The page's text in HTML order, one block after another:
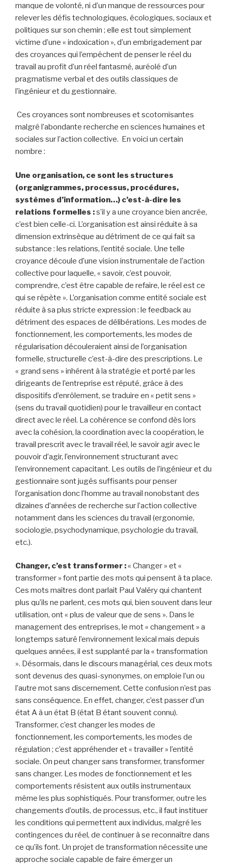
manque de volonté, ni d’un manque de ressources pour
relever les défis technologiques, écologiques, sociaux et
politiques sur son chemin ; elle est tout simplement
victime d’une « indoxication », d’un embrigadement par
des croyances qui l’empêchent de penser le réel du
travail au profit d’un réel fantasmé, auréolé d’un
pragmatisme verbal et des outils classiques de
l’ingénieur et du gestionnaire.
Ces croyances sont nombreuses et scotomisantes
malgré l’abondante recherche en sciences humaines et
sociales sur l’action collective. En voici un certain
nombre :
Une organisation, ce sont les structures
(organigrammes, processus, procédures,
systèmes d’information…) c’est-à-dire les
relations formelles :s’il y a une croyance bien ancrée,
c’est bien celle-ci. L’organisation est ainsi réduite à sa
dimension extrinsèque au détriment de ce qui fait sa
substance : les relations, l’entité sociale. Une telle
croyance découle d’une vision instrumentale de l’action
collective pour laquelle, « savoir, c’est pouvoir,
comprendre, c’est être capable de refaire, le réel est ce
qui se répète ». L’organisation comme entité sociale est
réduite à sa plus stricte expression : le feedback au
détriment des espaces de délibérations. Les modes de
fonctionnement, les comportements, les modes de
régularisation découleraient ainsi de l’organisation
formelle, structurelle c’est-à-dire des prescriptions. Le
« grand sens » inhérent à la stratégie et porté par les
dirigeants de l’entreprise est réputé, grâce à des
dispositifs d’enrôlement, se traduire en « petit sens »
(sens du travail quotidien) pour le travailleur en contact
direct avec le réel. La cohérence se confond dès lors
avec la cohésion, la coordination avec la coopération, le
travail prescrit avec le travail réel, le savoir agir avec le
pouvoir d’agir, l’environnement structurant avec
l’environnement capacitant. Les outils de l’ingénieur et du
gestionnaire sont jugés suffisants pour penser
l’organisation donc l’homme au travail nonobstant des
dizaines d’années de recherche sur l’action collective
notamment dans les sciences du travail (ergonomie,
sociologie, psychodynamique, psychologie du travail,
etc.).
Changer, c’est transformer :« Changer » et «
transformer » font partie des mots qui pensent à ta place.
Ces mots maîtres dont parlait Paul Valéry qui chantent
plus qu’ils ne parlent, ces mots qui, bien souvent dans leur
utilisation, ont « plus de valeur que de sens ». Dans le
management des entreprises, le mot « changement » a
longtemps saturé l’environnement lexical mais depuis
quelques années, il est supplanté par la « transformation
». Désormais, dans le discours managérial, ces deux mots
sont devenus des quasi-synonymes, on emploie l’un ou
l’autre mot sans discernement. Cette confusion n’est pas
sans conséquence. En effet, changer, c’est passer d’un
état A à un état B (état B étant souvent connu).
Transformer, c’est changer les modes de
fonctionnement, les comportements, les modes de
régulation ; c’est appréhender et « travailler » l’entité
sociale. On peut changer sans transformer, transformer
sans changer. Les modes de fonctionnement et les
comportements résistent aux outils instrumentaux
même les plus sophistiqués. Pour transformer, outre les
changements d’outils, de processus, etc., il faut instituer
les conditions qui permettent aux individus, malgré les
contingences du réel, de continuer à se reconnaître dans
ce qu’ils font. Un projet de transformation nécessite une
approche sociale capable de faire émerger un